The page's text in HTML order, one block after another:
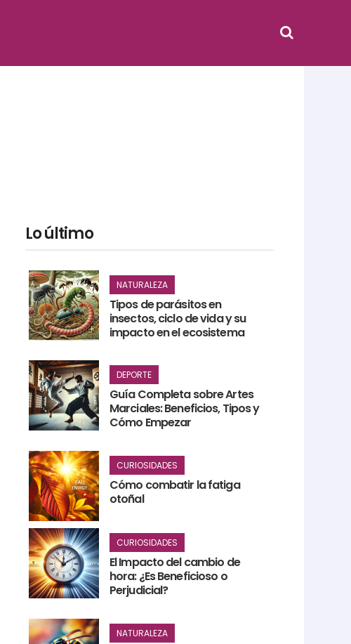
Lo último
NATURALEZA
Tipos de parásitos en
insectos, ciclo de vida y su
impacto en el ecosistema
DEPORTE
Guía Completa sobre Artes
Marciales: Beneficios, Tipos y
Cómo Empezar
CURIOSIDADES
Cómo combatir la fatiga
otoñal
CURIOSIDADES
El Impacto del cambio de
hora: ¿Es Beneficioso o
Perjudicial?
NATURALEZA